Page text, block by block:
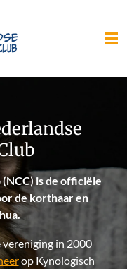
is de officiële
de korthaar en
in 2000
op Kynologisch